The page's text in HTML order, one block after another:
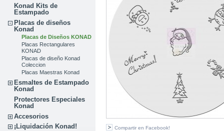
Konad Kits de
Estampado
Placas de diseños
Konad
Placas de Diseños KONAD
Placas Rectangulares
KONAD
Placas de diseño Konad
Coleccion
Placas Maestras Konad
Esmaltes de Estampado
Konad
Protectores Especiales
Konad
Accesorios
¡Liquidación Konad!
Compartir en Facebook!